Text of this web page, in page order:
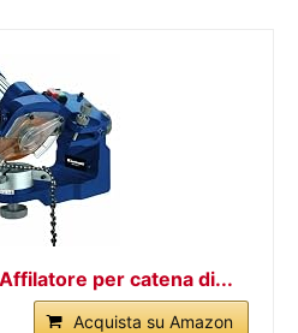
per catena di...
Acquista su Amazon